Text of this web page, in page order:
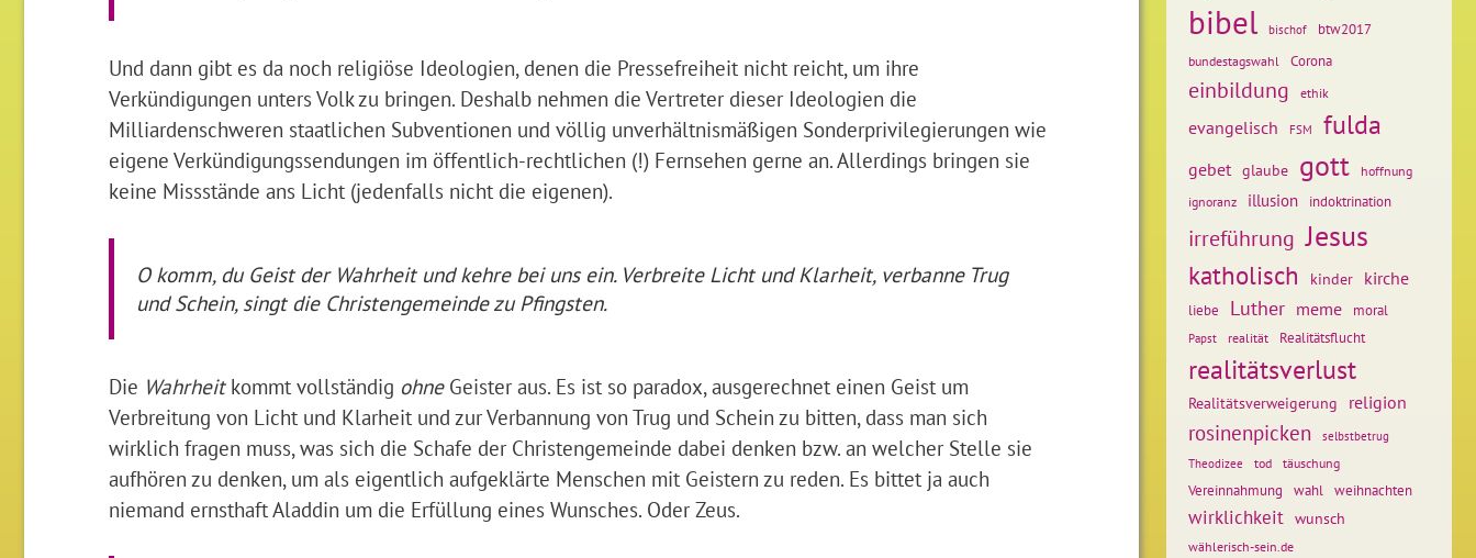
Und dann gibt es da noch religiöse Ideologien, denen die Pressefreiheit nicht reicht, um ihre
Verkündigungen unters Volk zu bringen. Deshalb nehmen die Vertreter dieser Ideologien die
Milliardenschweren staatlichen Subventionen und völlig unverhältnismäßigen Sonderprivilegierungen wie
eigene Verkündigungssendungen im öffentlich-rechtlichen (!) Fernsehen gerne an. Allerdings bringen sie
keine Missstände ans Licht (jedenfalls nicht die eigenen).
O komm, du Geist der Wahrheit und kehre bei uns ein. Verbreite Licht und Klarheit, verbanne Trug
und Schein, singt die Christengemeinde zu Pfingsten.
Die Wahrheitkommt vollständig ohneGeister aus. Es ist so paradox, ausgerechnet einen Geist um
Verbreitung von Licht und Klarheit und zur Verbannung von Trug und Schein zu bitten, dass man sich
wirklich fragen muss, was sich die Schafe der Christengemeinde dabei denken bzw. an welcher Stelle sie
aufhören zu denken, um als eigentlich aufgeklärte Menschen mit Geistern zu reden. Es bittet ja auch
niemand ernsthaft Aladdin um die Erfüllung eines Wunsches. Oder Zeus.
bibel bischof btw2017
bundestagswahl Corona
einbildung ethik
evangelisch FSM fulda
gebet glaube gott
hoffnung
ignoranz
illusion indoktrination
irreführung Jesus
katholisch kinder kirche
liebe Luther meme moral
Papst realität Realitätsflucht
realitätsverlust
Realitätsverweigerung religion
rosinenpicken
selbstbetrug
Theodizee
tod täuschung
Vereinnahmung wahl weihnachten
wirklichkeit wunsch
wählerisch-sein.de